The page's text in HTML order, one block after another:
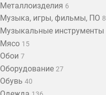
Металлоизделия 6
Музыка, игры, фильмы, ПО 8
Музыкальные инструменты
Мясо 15
Обои 7
Оборудование 27
Обувь 40